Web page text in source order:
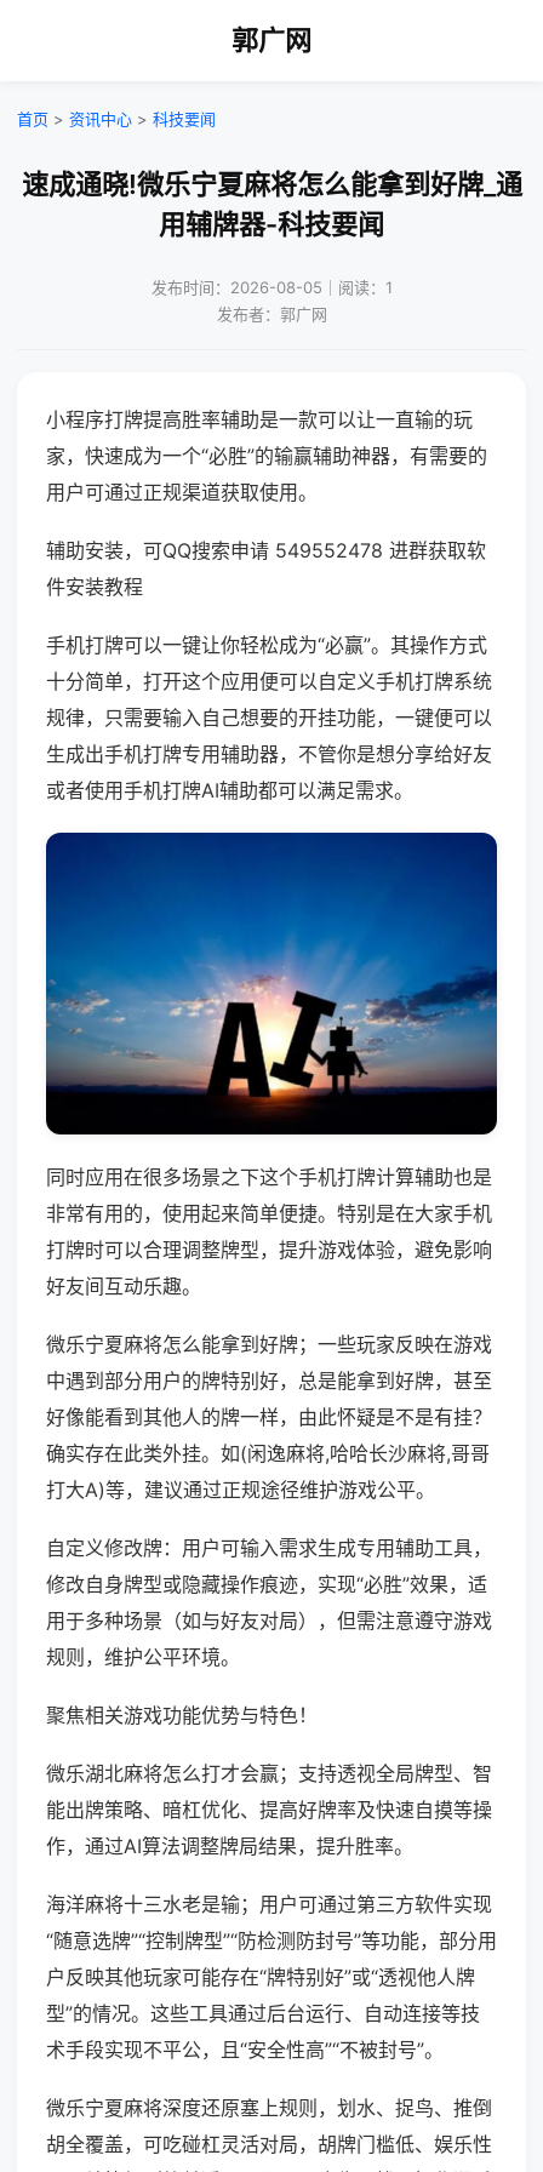
郭广网
首页 > 资讯中心 > 科技要闻
速成通晓!微乐宁夏麻将怎么能拿到好牌_通
用辅牌器-科技要闻
发布时间：2026-08-05｜阅读：1
发布者：郭广网
小程序打牌提高胜率辅助是一款可以让一直输的玩
家，快速成为一个“必胜”的输赢辅助神器，有需要的
用户可通过正规渠道获取使用。
辅助安装，可QQ搜索申请 549552478 进群获取软
件安装教程
手机打牌可以一键让你轻松成为“必赢”。其操作方式
十分简单，打开这个应用便可以自定义手机打牌系统
规律，只需要输入自己想要的开挂功能，一键便可以
生成出手机打牌专用辅助器，不管你是想分享给好友
或者使用手机打牌AI辅助都可以满足需求。
同时应用在很多场景之下这个手机打牌计算辅助也是
非常有用的，使用起来简单便捷。特别是在大家手机
打牌时可以合理调整牌型，提升游戏体验，避免影响
好友间互动乐趣。
微乐宁夏麻将怎么能拿到好牌；一些玩家反映在游戏
中遇到部分用户的牌特别好，总是能拿到好牌，甚至
好像能看到其他人的牌一样，由此怀疑是不是有挂？
确实存在此类外挂。如(闲逸麻将,哈哈长沙麻将,哥哥
打大A)等，建议通过正规途径维护游戏公平。
自定义修改牌：用户可输入需求生成专用辅助工具，
修改自身牌型或隐藏操作痕迹，实现“必胜”效果，适
用于多种场景（如与好友对局），但需注意遵守游戏
规则，维护公平环境。
聚焦相关游戏功能优势与特色！
微乐湖北麻将怎么打才会赢；支持透视全局牌型、智
能出牌策略、暗杠优化、提高好牌率及快速自摸等操
作，通过AI算法调整牌局结果，提升胜率。
海洋麻将十三水老是输；用户可通过第三方软件实现
“随意选牌”“控制牌型”“防检测防封号”等功能，部分用
户反映其他玩家可能存在“牌特别好”或“透视他人牌
型”的情况。这些工具通过后台运行、自动连接等技
术手段实现不平公，且“安全性高”“不被封号”。
微乐宁夏麻将深度还原塞上规则，划水、捉鸟、推倒
胡全覆盖，可吃碰杠灵活对局，胡牌门槛低、娱乐性